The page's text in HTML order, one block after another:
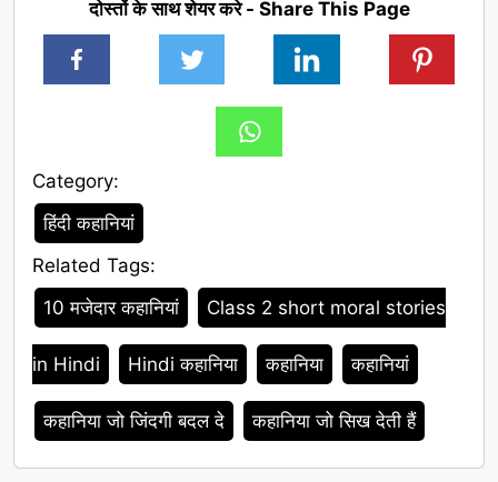
दोस्तों के साथ शेयर करे - Share This Page
Category:
Category
हिंदी कहानियां
Related Tags:
Tags
10 मजेदार कहानियां Class 2 short moral stories
in Hindi Hindi कहानिया कहानिया कहानियां
कहानिया जो जिंदगी बदल दे कहानिया जो सिख देती हैं